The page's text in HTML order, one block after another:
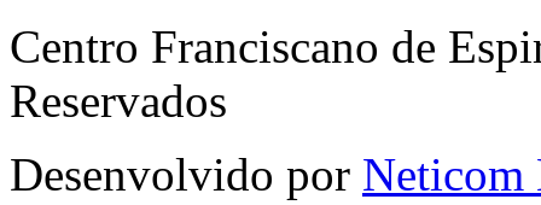
Centro Franciscano de
Reservados
Desenvolvido por Neticom